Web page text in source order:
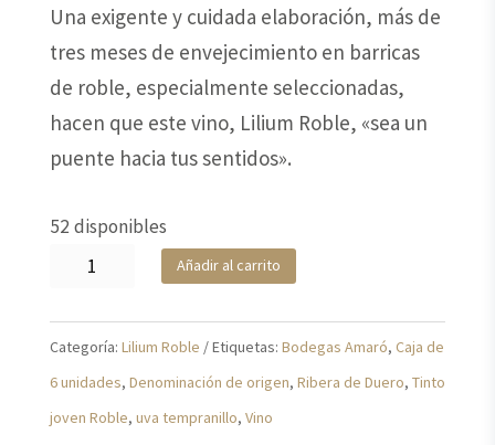
Una exigente y cuidada elaboración, más de
tres meses de envejecimiento en barricas
de roble, especialmente seleccionadas,
hacen que este vino, Lilium Roble, «sea un
puente hacia tus sentidos».
52 disponibles
Lilium
(Caja
Añadir al carrito
Categoría: Lilium Roble Etiquetas: Bodegas Amaró, Caja de
6 unidades, Denominación de origen, Ribera de Duero, Tinto
joven Roble, uva tempranillo, Vino